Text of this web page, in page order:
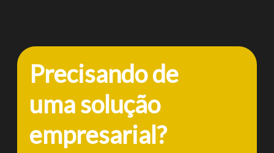
Precisando de
uma solução
empresarial?